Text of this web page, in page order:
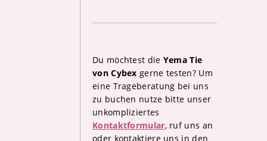
Du möchtest die Yema Tie
von Cybex gerne testen? Um
eine Trageberatung bei uns
zu buchen nutze bitte unser
unkompliziertes
Kontaktformular, ruf uns an
oder kontaktiere uns in den